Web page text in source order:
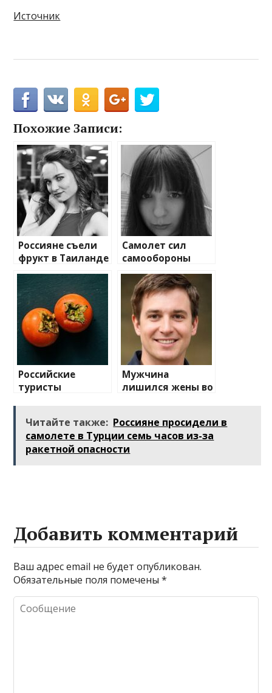
Источник
Похожие Записи:
Россияне съели
фрукт в Таиланде
и попали в
изо рта
Самолет сил
самообороны
Японии
выкатился за ВПП
Российские
туристы
Таиланде и
теперь им грозит
штраф
Мужчина
лишился жены во
напился в
аэропорту от
горя и не выжил
Читайте также: Россияне просидели в
самолете в Турции семь часов из-за
ракетной опасности
Добавить комментарий
Ваш адрес email не будет опубликован.
Обязательные поля помечены*